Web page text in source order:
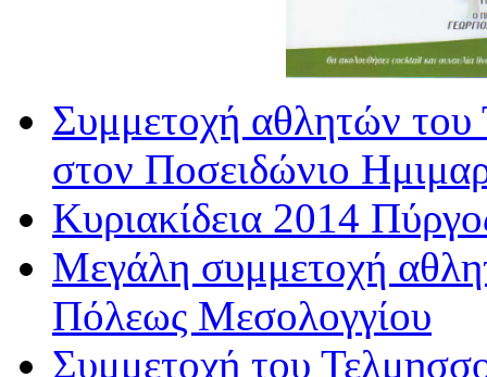
Συμμετοχή αθλητών
στον Ποσειδώνιο
Κυριακίδεια 2014
Μεγάλη συμμετοχή
Πόλεως Μεσολογγίου
Συμμετοχή του